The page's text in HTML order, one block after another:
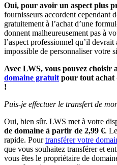
Oui, pour avoir un aspect plus
fournisseurs accordent cependant
gratuitement à l’achat d’une
donnent malheureusement pas à
l’aspect professionnel qu’il
impossible de personnaliser votre
Avec LWS, vous pouvez choisir
domaine gratuit pour tout achat
!
Puis-je effectuer le transfert de
Oui, bien sûr. LWS met à votre
de domaine à partir de 2,99 €.
rapide. Pourtransférer votre
que vous souhaitez transférer et
vous êtes le propriétaire de